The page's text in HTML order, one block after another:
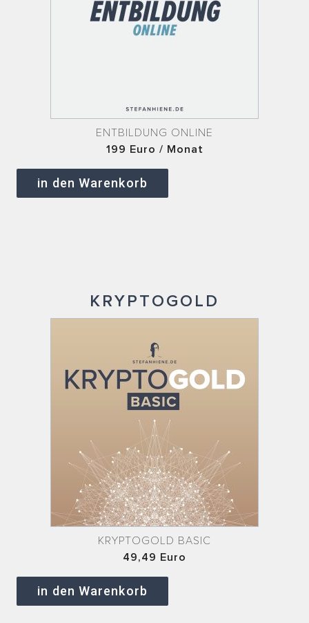
ENTBILDUNG ONLINE
199 Euro / Monat
in den Warenkorb
KRYPTOGOLD
KRYPTOGOLD BASIC
49,49 Euro
in den Warenkorb